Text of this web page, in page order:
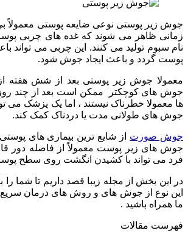
جوش زیر پوستی نوعی ضایعه پوستی معمولاً
زمانی ظاهر می شوند که غده های چربی
نام سبوم تولید می کنند. این چربی می تواند
پوست گردد و باعث ایجاد جوش شود.
معمولا جوش زیر پوستی بعد از شش هفته
جوش های کوچکتر ممکن است بعد از چند
ها معمولا خطرناک نیستند ، اما یک پزشک می
جوش های طولانی مدت یا دردناک کمک کند.
جوش صورت از شایع ترین بیماری های
جوش های زیر پوست معمولاً از فاصله دور
فرد می تواند با کشیدن انگشت روی سطح
در این بخش از مجله زیبا قصد داریم تا شما را
این نوع از جوش های و روش های درمان سریع
ما همراه باشید .
فهرست مقالات